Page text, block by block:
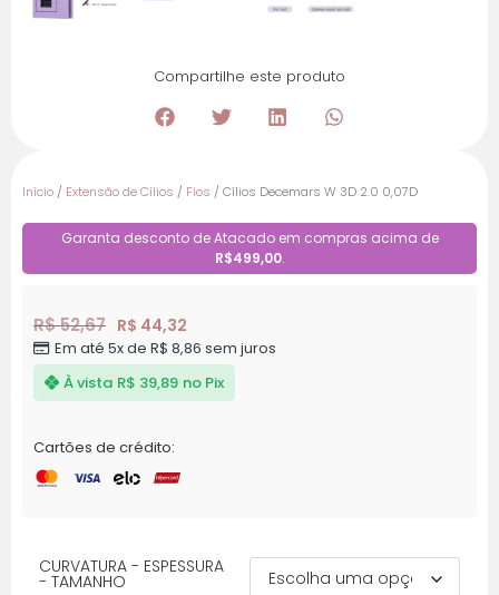
Compartilhe este produto
Início / Extensão de Cílios / Fios / Cílios Decemars W 3D 2.0 0,07D
Garanta desconto de Atacado em compras acima de
R$499,00.
R$52,67 R$ 44,32
Em até 5x de R$ 8,86 sem juros
À vista R$ 39,89 no Pix
Cartões de crédito:
CURVATURA - ESPESSURA
- TAMANHO